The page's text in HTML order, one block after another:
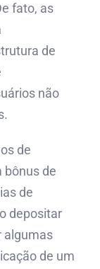
fato, as
de
não
de
bônus de
de
depositar
algumas
de um